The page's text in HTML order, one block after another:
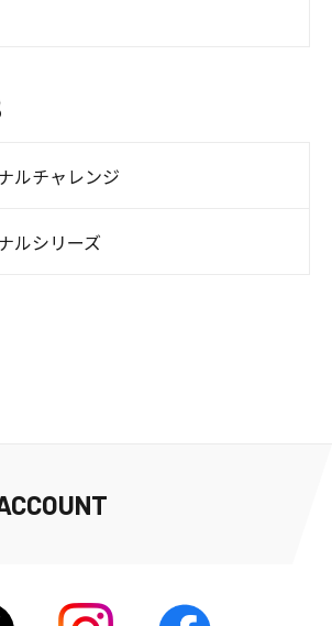
ルチャレンジ
ルシリーズ